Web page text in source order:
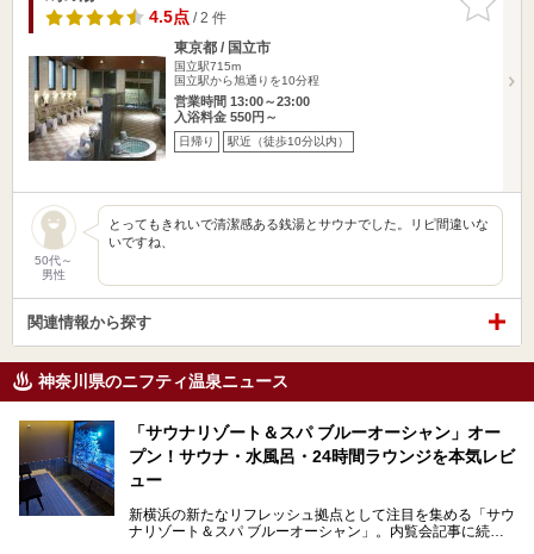
りに追加
4.5点/ 2 件
東京都 / 国立市
国立駅715m
国立駅から旭通りを10分程
営業時間 13:00～23:00
入浴料金 550円～
日帰り 駅近（徒歩10分以内）
50代～
男性
とってもきれいで清潔感ある銭湯とサウナでした。リピ間違いな
いですね、
関連情報から探す
神奈川県のニフティ温泉ニュース
「サウナリゾート＆スパ ブルーオーシャン」オー
プン！サウナ・水風呂・24時間ラウンジを本気レビ
ュー
新横浜の新たなリフレッシュ拠点として注目を集める「サウ
ナリゾート＆スパ ブルーオーシャン」。内覧会記事に続